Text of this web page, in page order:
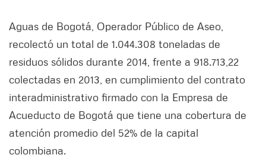
Aguas de Bogotá, Operador Público de Aseo,
recolectó un total de 1.044.308 toneladas de
residuos sólidos durante 2014, frente a 918.713,22
colectadas en 2013, en cumplimiento del contrato
interadministrativo firmado con la Empresa de
Acueducto de Bogotá que tiene una cobertura de
atención promedio del 52% de la capital
colombiana.